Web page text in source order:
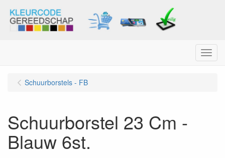
Menu
Schuurborstels - FB
Schuurborstel 23 Cm -
Blauw 6st.